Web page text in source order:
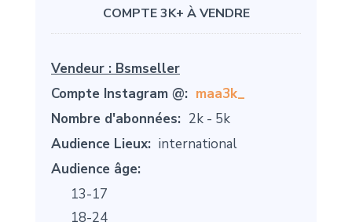
COMPTE 3K+ À VENDRE
Vendeur : Bsmseller
Compte Instagram @: maa3k_
Nombre d'abonnées: 2k - 5k
Audience Lieux: international
Audience âge:
13-17
18-24